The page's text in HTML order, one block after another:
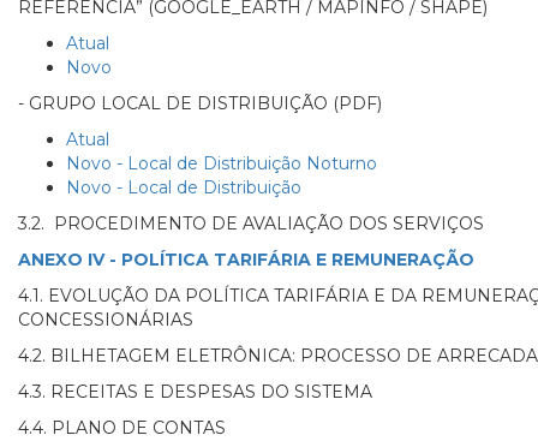
REFERÊNCIA” (GOOGLE_EARTH / MAPINFO / SHAPE)
Atual
Novo
- GRUPO LOCAL DE DISTRIBUIÇÃO (PDF)
Atual
Novo - Local de Distribuição Noturno
Novo - Local de Distribuição
3.2. PROCEDIMENTO DE AVALIAÇÃO DOS SERVIÇOS
ANEXO IV - POLÍTICA TARIFÁRIA E REMUNERAÇÃO
4.1. EVOLUÇÃO DA POLÍTICA TARIFÁRIA E DA
CONCESSIONÁRIAS
4.2. BILHETAGEM ELETRÔNICA: PROCESSO DE
4.3. RECEITAS E DESPESAS DO SISTEMA
4.4. PLANO DE CONTAS